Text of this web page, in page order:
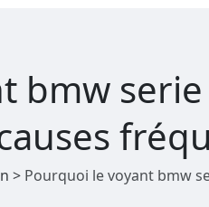
bmw
> Pourquoi le voyant bmw